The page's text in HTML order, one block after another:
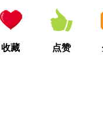
收藏 点赞